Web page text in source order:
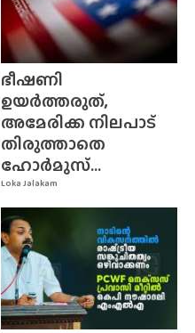
Loka Jalakam
ഭീഷണി
ഉയർത്തരുത്,
അമേരിക്ക നിലപാട്
തിരുത്താതെ
ഹോർമുസ്...